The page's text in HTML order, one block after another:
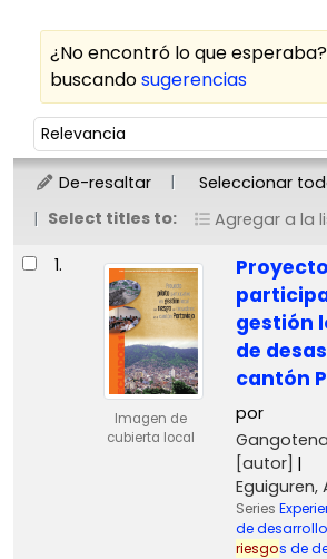
¿No encontró lo que
buscandosugerencias
Ordenar
Ordenar por:
De-resaltar Seleccionar
Select titles to:
Agregar a la
Resultados
1.
Imagen de
cubierta local
gestión
de
cantón
por
[autor]
Eguiguren,
Series
de
riesgos de